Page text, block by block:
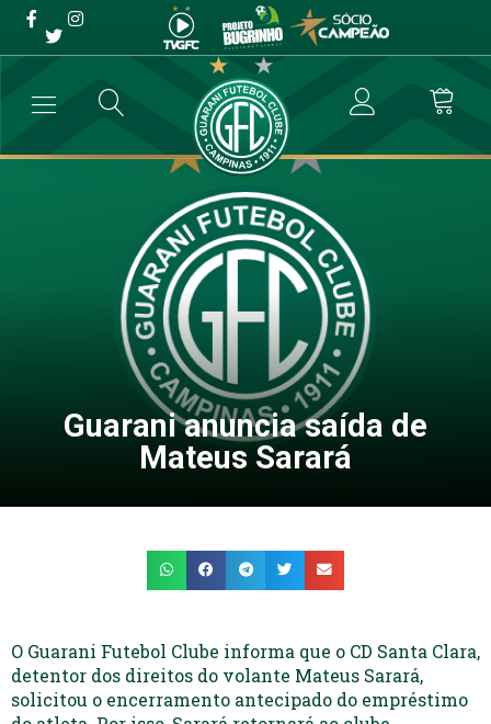
Guarani anuncia saída de
Mateus Sarará
Blog → Guarani anuncia saída de Mateus Sarará
Guarani anuncia saída de
Mateus Sarará
O Guarani Futebol Clube informa que o CD Santa Clara,
detentor dos direitos do volante Mateus Sarará,
solicitou o encerramento antecipado do empréstimo